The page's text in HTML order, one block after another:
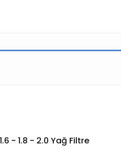
- 1.8 - 2.0 Yağ Filtre